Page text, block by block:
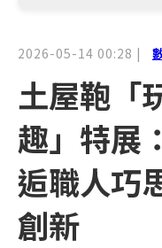
2026-05-14 00:28 |
土屋鞄「
趣」特展
逅職人巧
創新